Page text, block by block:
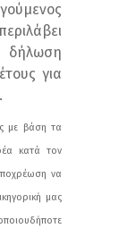
για
βάση τα
κατά τον
να
μας